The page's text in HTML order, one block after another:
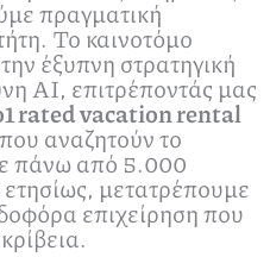
πραγματική
Το καινοτόμο
έξυπνη στρατηγική
ΑΙ, επιτρέποντάς μας
rated vacation rental
αναζητούν το
πάνω από 5.000
μετατρέπουμε
επιχείρηση που